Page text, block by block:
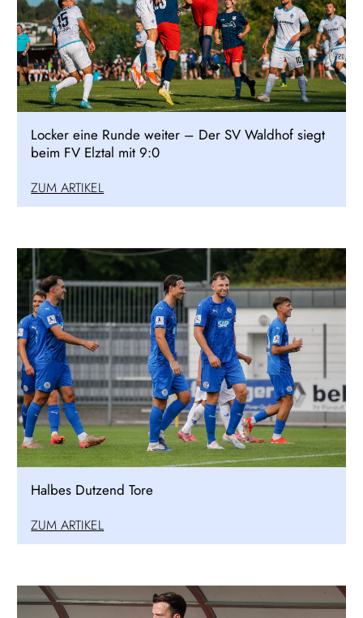
Locker eine Runde weiter – Der SV Waldhof siegt
beim FV Elztal mit 9:0
ZUM ARTIKEL
Halbes Dutzend Tore
ZUM ARTIKEL